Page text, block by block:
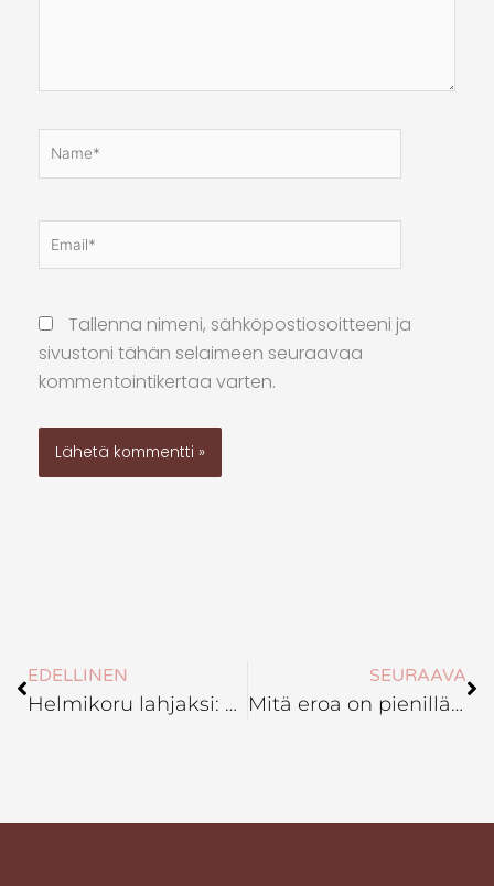
Name*
Tallenna nimeni, sähköpostiosoitteeni ja
sivustoni tähän selaimeen seuraavaa
kommentointikertaa varten.
EDELLINEN
Helmikoru lahjaksi: Miten valita täydellinen helmikoru lahjaksi?
SEURAAVA
Mitä eroa on pienillä ja suurilla hyvinvointiteoilla arjessa, ja miksi molemmat ovat tärkeitä?